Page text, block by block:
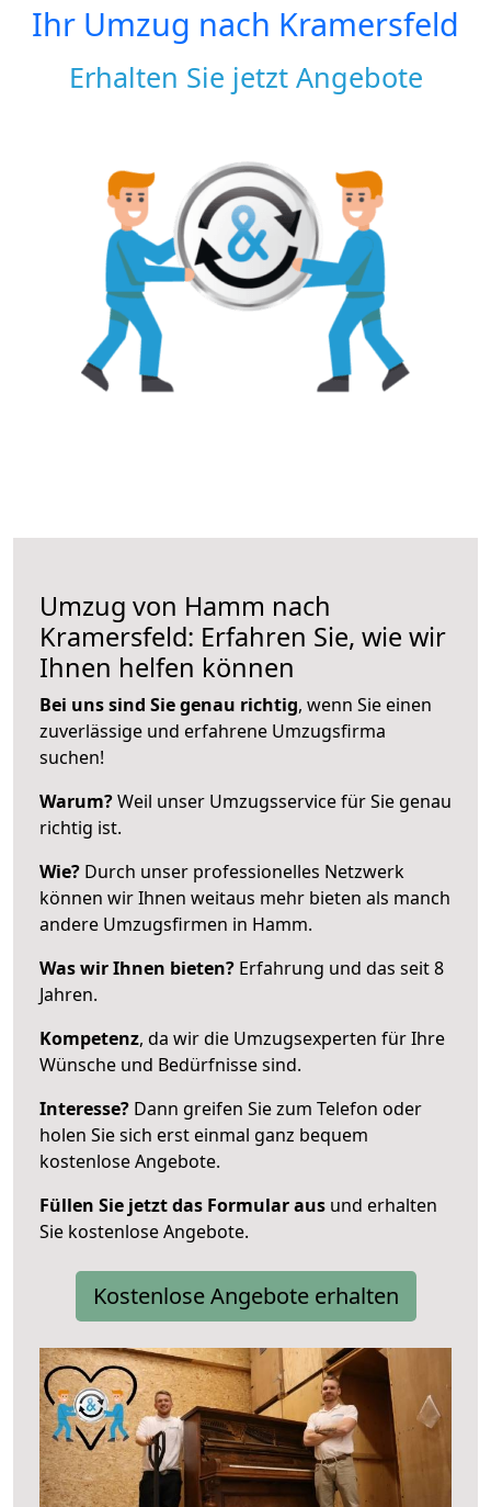
Ihr Umzug nach Kramersfeld
Erhalten Sie jetzt Angebote
Umzug von Hamm nach
Kramersfeld: Erfahren Sie, wie wir
Ihnen helfen können
Bei uns sind Sie genau richtig, wenn Sie einen
zuverlässige und erfahrene Umzugsfirma
suchen!
Warum?Weil unser Umzugsservice für Sie genau
richtig ist.
Wie? Durch unser professionelles Netzwerk
können wir Ihnen weitaus mehr bieten als manch
andere Umzugsfirmen in Hamm.
Was wir Ihnen bieten? Erfahrung und das seit 8
Jahren.
Kompetenz, da wir die Umzugsexperten für Ihre
Wünsche und Bedürfnisse sind.
Interesse? Dann greifen Sie zum Telefon oder
holen Sie sich erst einmal ganz bequem
kostenlose Angebote.
Füllen Sie jetzt das Formular aus und erhalten
Sie kostenlose Angebote.
Kostenlose Angebote erhalten